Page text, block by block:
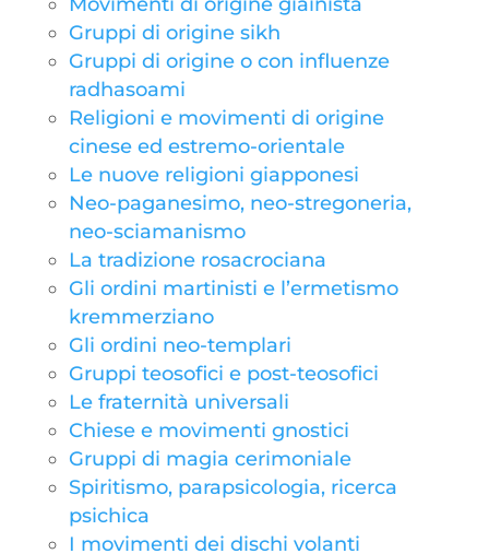
Gruppi di origine sikh
Gruppi di origine o con influenze
radhasoami
Religioni e movimenti di origine
cinese ed estremo-orientale
Le nuove religioni giapponesi
Neo-paganesimo, neo-stregoneria,
neo-sciamanismo
La tradizione rosacrociana
Gli ordini martinisti e l’ermetismo
kremmerziano
Gli ordini neo-templari
Gruppi teosofici e post-teosofici
Le fraternità universali
Chiese e movimenti gnostici
Gruppi di magia cerimoniale
Spiritismo, parapsicologia, ricerca
psichica
I movimenti dei dischi volanti